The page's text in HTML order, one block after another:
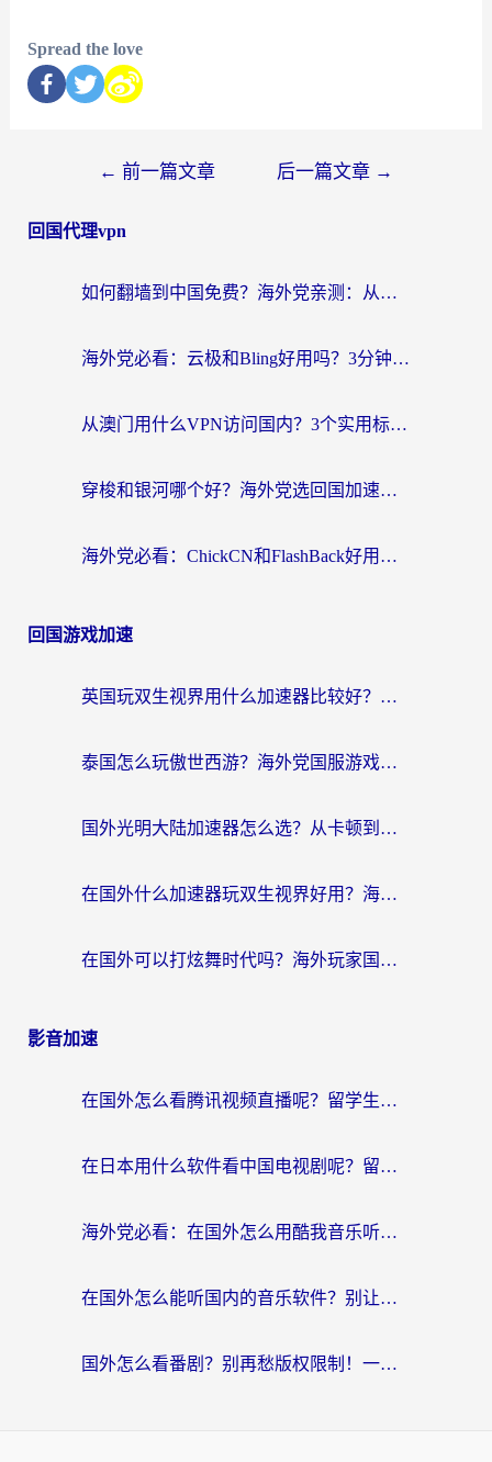
Spread the love
← 前一篇文章 后一篇文章 →
回国代理vpn
如何翻墙到中国免费？海外党亲测：从踩坑到选对加速器的全攻略
海外党必看：云极和Bling好用吗？3分钟教你选对回国加速器
从澳门用什么VPN访问国内？3个实用标准帮你避开坑，无缝刷剧听歌
穿梭和银河哪个好？海外党选回国加速器的避坑指南，附番茄加速器实测体验
海外党必看：ChickCN和FlashBack好用吗？3招教你选对回国加速器（附云极、HomeCN、斧牛vs艾果对比）
回国游戏加速
英国玩双生视界用什么加速器比较好？海外党亲测有效的国服游戏加速方案
泰国怎么玩傲世西游？海外党国服游戏加速终极攻略（附光明大陆量子特攻实测）
国外光明大陆加速器怎么选？从卡顿到丝滑的终极指南（含德国玩走开外星人墨西哥玩俄罗斯方块技巧）
在国外什么加速器玩双生视界好用？海外党亲测不踩坑的终极指南
在国外可以打炫舞时代吗？海外玩家国服游戏加速全攻略（附实测推荐）
影音加速
在国外怎么看腾讯视频直播呢？留学生亲测有效的回国加速指南
在日本用什么软件看中国电视剧呢？留学生亲测有效的回国加速方案
海外党必看：在国外怎么用酷我音乐听音乐？告别“地区不支持”的实用指南
在国外怎么能听国内的音乐软件？别让版权限制断了你的“中文歌单”
国外怎么看番剧？别再愁版权限制！一个工具解决所有回国追剧难题